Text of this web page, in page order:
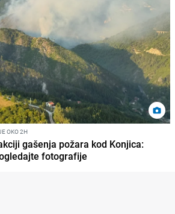
OKO 2H
gašenja požara kod Konjica:
fotografije